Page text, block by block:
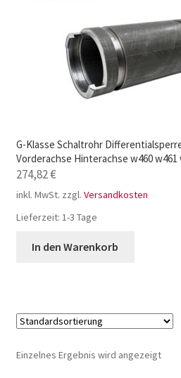
G-Klasse Schaltrohr
Vorderachse Hinterachse w460 w461
274,82€
inkl. MwSt. zzgl. Versandkosten
Lieferzeit: 1-3 Tage
In den Warenkorb
Einzelnes Ergebnis wird angezeigt